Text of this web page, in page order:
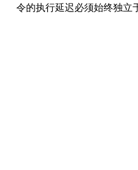
令的执行延迟必须始终独立